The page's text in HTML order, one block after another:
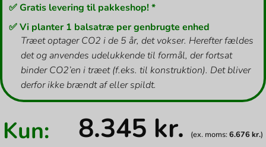
✅ Gratis levering til pakkeshop! *
✅ Vi planter 1 balsatræ per genbrugte enhed
Træet optager CO2 i de 5 år, det vokser. Herefter fældes
det og anvendes udelukkende til formål, der fortsat
binder CO2’en i træet (f.eks. til konstruktion). Det bliver
derfor ikke brændt af eller spildt.
Kun: 8.345 kr. (ex. moms:6.676 kr.)